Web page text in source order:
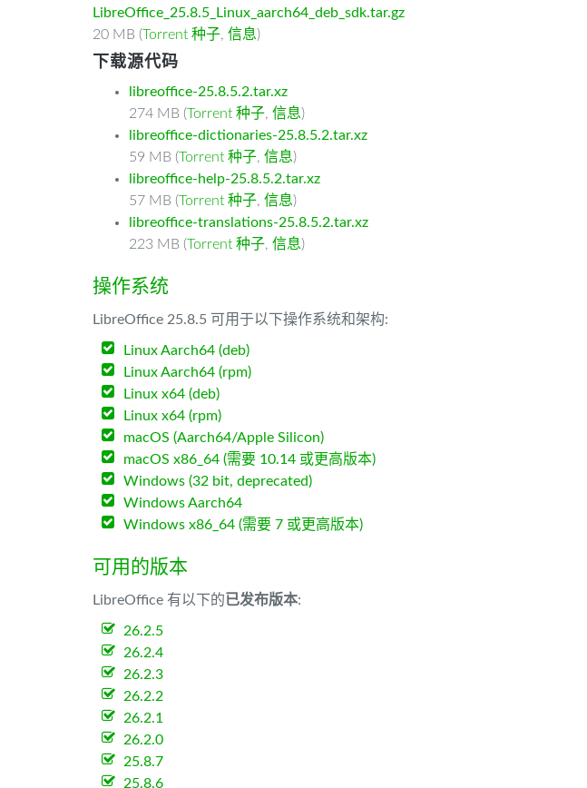
LibreOffice_25.8.5_Linux_aarch64_deb_sdk.tar.gz
20 MB (Torrent 种子, 信息)
下载源代码
libreoffice-25.8.5.2.tar.xz
274 MB (Torrent 种子, 信息)
libreoffice-dictionaries-25.8.5.2.tar.xz
59 MB (Torrent 种子, 信息)
libreoffice-help-25.8.5.2.tar.xz
57 MB (Torrent 种子, 信息)
libreoffice-translations-25.8.5.2.tar.xz
223 MB (Torrent 种子, 信息)
操作系统
LibreOffice 25.8.5 可用于以下操作系统和架构:
Linux Aarch64 (deb)
Linux Aarch64 (rpm)
Linux x64 (deb)
Linux x64 (rpm)
macOS (Aarch64/Apple Silicon)
macOS x86_64 (需要 10.14 或更高版本)
Windows (32 bit, deprecated)
Windows Aarch64
Windows x86_64 (需要 7 或更高版本)
可用的版本
LibreOffice 有以下的已发布版本:
26.2.5
26.2.4
26.2.3
26.2.2
26.2.1
26.2.0
25.8.7
25.8.6